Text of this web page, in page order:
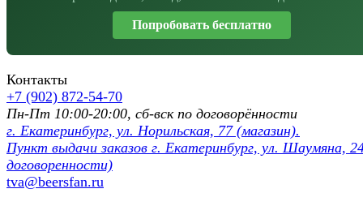
Попробовать бесплатно
Контакты
+7 (902) 872-54-70
Пн-Пт 10:00-20:00, сб-вск по договорённости
г. Екатеринбург, ул. Норильская, 77 (магазин).
Пункт выдачи заказов г. Екатеринбург, ул. Шаумяна,
договоренности)
tva@beersfan.ru